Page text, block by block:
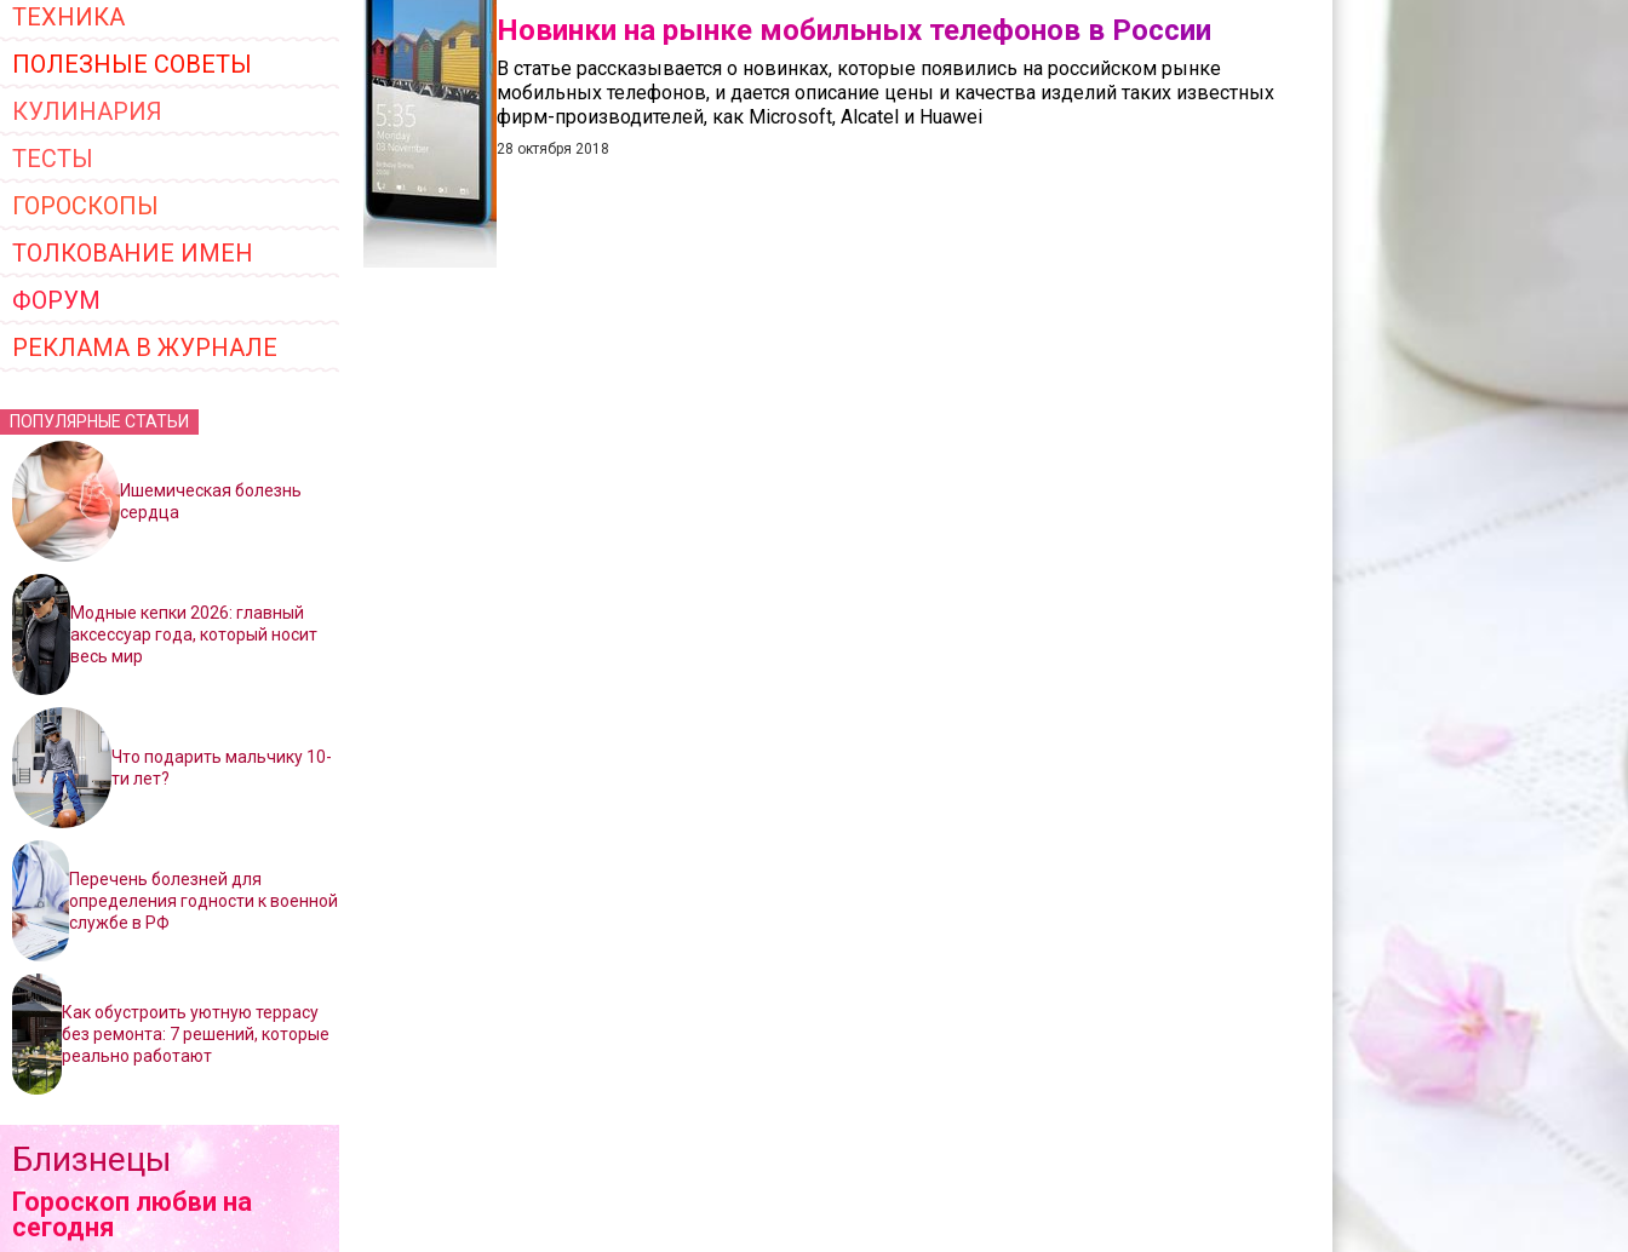
ТЕХНИКА
ПОЛЕЗНЫЕ СОВЕТЫ
КУЛИНАРИЯ
ТЕСТЫ
ГОРОСКОПЫ
ТОЛКОВАНИЕ ИМЕН
ФОРУМ
РЕКЛАМА В ЖУРНАЛЕ
ПОПУЛЯРНЫЕ СТАТЬИ
Ишемическая болезнь
сердца
Модные кепки 2026: главный
аксессуар года, который носит
весь мир
Что подарить мальчику 10-
ти лет?
Перечень болезней для
определения годности к военной
службе в РФ
Как обустроить уютную террасу
без ремонта: 7 решений, которые
реально работают
Близнецы
Гороскоп любви на
сегодня
Новинки на рынке мобильных телефонов в России
В статье рассказывается о новинках, которые появились на российском рынке
мобильных телефонов, и дается описание цены и качества изделий таких известных
фирм-производителей, как Microsoft, Alcatel и Huawei
28 октября 2018